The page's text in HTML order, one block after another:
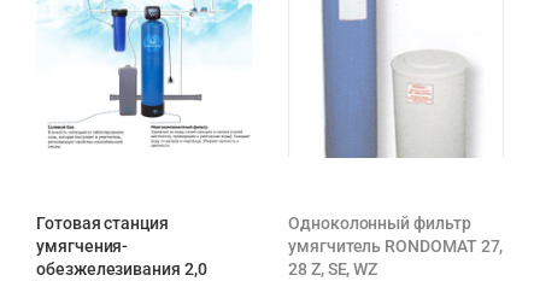
Готовая станция
умягчения-
обезжелезивания 2,0
Одноколонный фильтр
умягчитель RONDOMAT 27,
28 Z, SE, WZ